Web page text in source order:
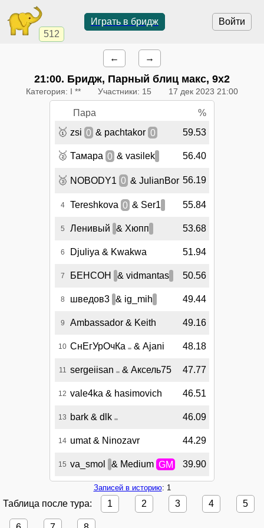
512
Войти
Играть в бридж
← →
21:00. Бридж, Парный блиц макс, 9х2
Категория: I ** Участники: 15 17 дек 2023 21:00
Пара %
🥇 zsi 0 & pachtakor 0 59.53
🥈 Тамара 0 & vasilek 56.40
🥉 NOBODY1 0 & JulianBor 56.19
4 Tereshkova 0 & Ser1 55.84
5 Ленивый & Хюпп 53.68
6 Djuliya & Kwakwa 51.94
7 БЕНСОН & vidmantas 50.56
8 шведов3 & ig_mih 49.44
9 Ambassador & Keith 49.16
10 СнЕгУрОчКа & Ajani 48.18
11 sergeiisan & Аксель75 47.77
12 vale4ka & hasimovich 46.51
13 bark & dlk 46.09
14 umat & Ninozavr 44.29
15 va_smol & Medium GM 39.90
Записей в историю: 1
Таблица после тура: 1 2 3 4 5